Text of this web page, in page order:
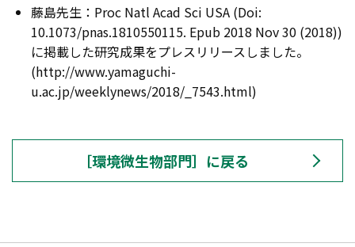
藤島先生：Proc Natl Acad Sci USA (Doi:
10.1073/pnas.1810550115. Epub 2018 Nov 30 (2018))
に掲載した研究成果をプレスリリースしました。
(http://www.yamaguchi-
u.ac.jp/weeklynews/2018/_7543.html)
［環境微生物部門］に戻る